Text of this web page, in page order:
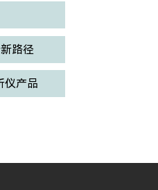
路径
仪产品